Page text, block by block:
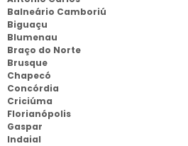
Balneário Camboriú
Biguaçu
Blumenau
Braço do Norte
Brusque
Chapecó
Concórdia
Criciúma
Florianópolis
Gaspar
Indaial